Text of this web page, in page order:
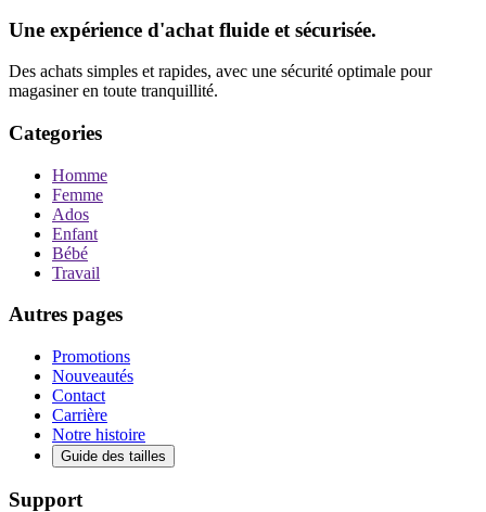
Une expérience d'achat fluide et sécurisée.
Des achats simples et rapides, avec une sécurité optimale pour
magasiner en toute tranquillité.
Categories
Homme
Femme
Ados
Enfant
Bébé
Travail
Autres pages
Promotions
Nouveautés
Contact
Carrière
Notre histoire
Guide des tailles
Support